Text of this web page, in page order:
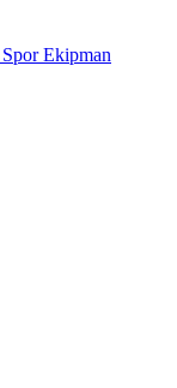
Spor Ekipman